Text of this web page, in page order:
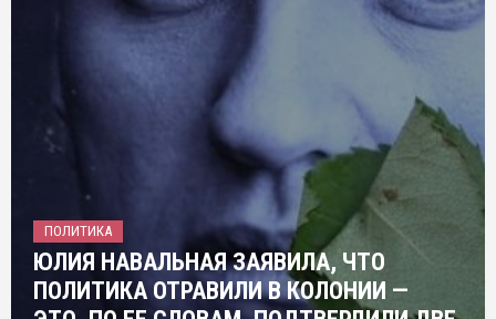
ПОЛИТИКА
ЮЛИЯ НАВАЛЬНАЯ ЗАЯВИЛА, ЧТО
ПОЛИТИКА ОТРАВИЛИ В КОЛОНИИ —